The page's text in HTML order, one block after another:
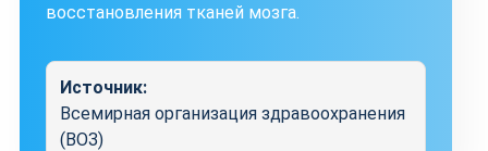
восстановления тканей мозга.
Источник:
Всемирная организация здравоохранения
(ВОЗ)